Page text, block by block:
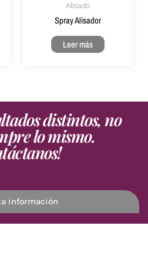
Alisado
Spray Alisador
Leer más
distintos, no
lo mismo.
información